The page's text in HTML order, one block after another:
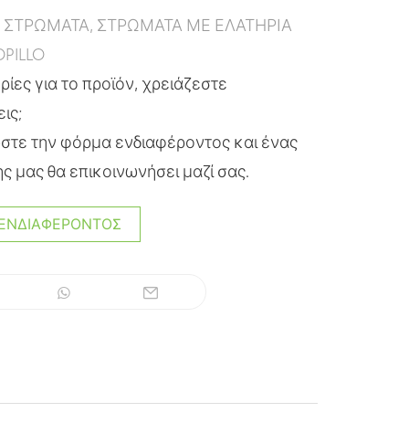
ΣΤΡΩΜΑΤΑ, ΣΤΡΩΜΑΤΑ ΜΕ ΕΛΑΤΗΡΙΑ
για το προϊόν, χρειάζεστε
την φόρμα ενδιαφέροντος και ένας
μας θα επικοινωνήσει μαζί σας.